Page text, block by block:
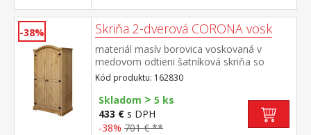
-38% Skriňa 2-dverová CORONA vosk
materiál masív borovica voskovaná v
medovom odtieni šatníková skriňa so
šatníkovou tyčou a policou na klobúky
kovové ozdobné úchytky súčasť zostavy
Corona
Kód produktu: 162830
Skladom > 5 ks
433 € s DPH
-38% 701 € **